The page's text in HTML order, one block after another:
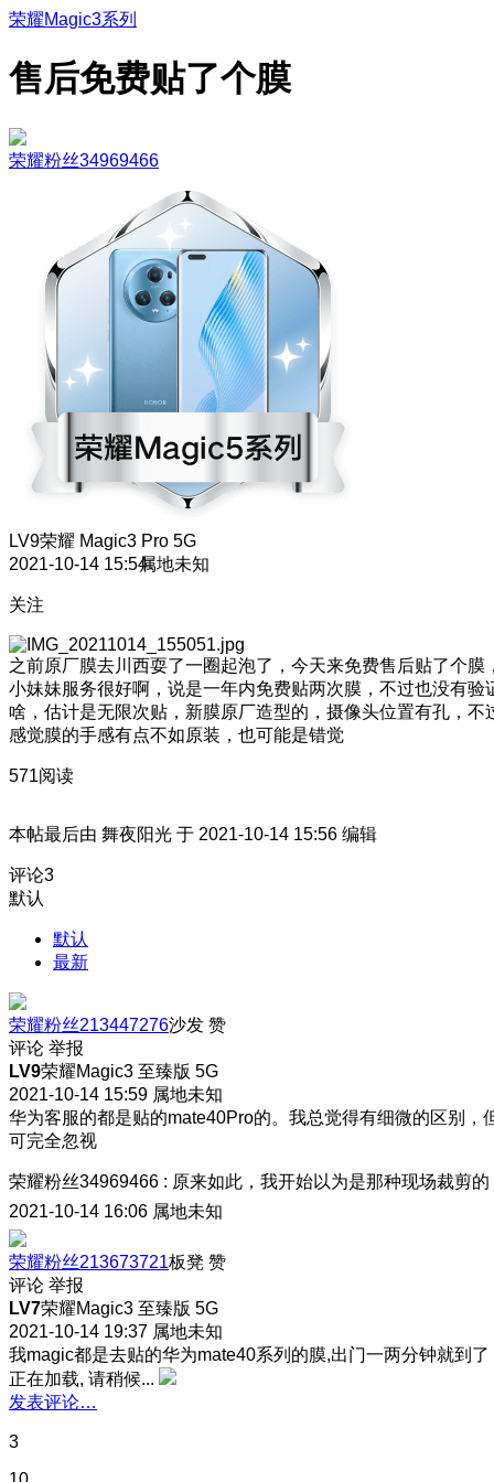
荣耀Magic3系列
售后免费贴了个膜
荣耀粉丝34969466
LV9荣耀 Magic3 Pro 5G
2021-10-14 15:54属地未知
关注
之前原厂膜去川西耍了一圈起泡了，今天来免费售后贴了个膜
小妹妹服务很好啊，说是一年内免费贴两次膜，不过也没有验
啥，估计是无限次贴，新膜原厂造型的，摄像头位置有孔，不
感觉膜的手感有点不如原装，也可能是错觉
571阅读
本帖最后由 舞夜阳光 于 2021-10-14 15:56 编辑
评论3
默认
默认
最新
荣耀粉丝213447276沙发 赞
评论 举报
LV9荣耀Magic3 至臻版 5G
2021-10-14 15:59 属地未知
华为客服的都是贴的mate40Pro的。我总觉得有细微的区别，
可完全忽视
荣耀粉丝34969466 : 原来如此，我开始以为是那种现场裁剪的
2021-10-14 16:06 属地未知
荣耀粉丝213673721板凳 赞
评论 举报
LV7荣耀Magic3 至臻版 5G
2021-10-14 19:37 属地未知
我magic都是去贴的华为mate40系列的膜,出门一两分钟就到了
正在加载, 请稍候...
发表评论…
3